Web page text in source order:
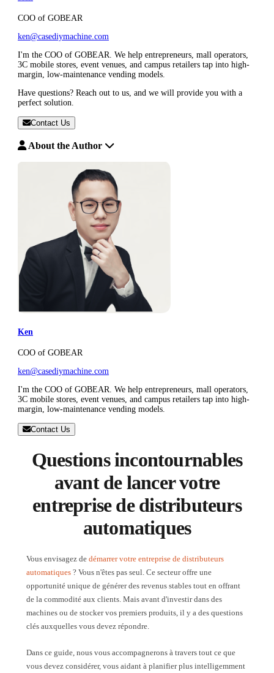
COO of GOBEAR
ken@casediymachine.com
I'm the COO of GOBEAR. We help entrepreneurs, mall operators,
3C mobile stores, event venues, and campus retailers tap into high-
margin, low-maintenance vending models.
Have questions? Reach out to us, and we will provide you with a
perfect solution.
Contact Us
About the Author
Ken
COO of GOBEAR
ken@casediymachine.com
I'm the COO of GOBEAR. We help entrepreneurs, mall operators,
3C mobile stores, event venues, and campus retailers tap into high-
margin, low-maintenance vending models.
Contact Us
Questions incontournables
avant de lancer votre
entreprise de distributeurs
automatiques
Vous envisagez de démarrer votre entreprise de distributeurs
automatiques ? Vous n'êtes pas seul. Ce secteur offre une
opportunité unique de générer des revenus stables tout en offrant
de la commodité aux clients. Mais avant d'investir dans des
machines ou de stocker vos premiers produits, il y a des questions
clés auxquelles vous devez répondre.
Dans ce guide, nous vous accompagnerons à travers tout ce que
vous devez considérer, vous aidant à planifier plus intelligemment